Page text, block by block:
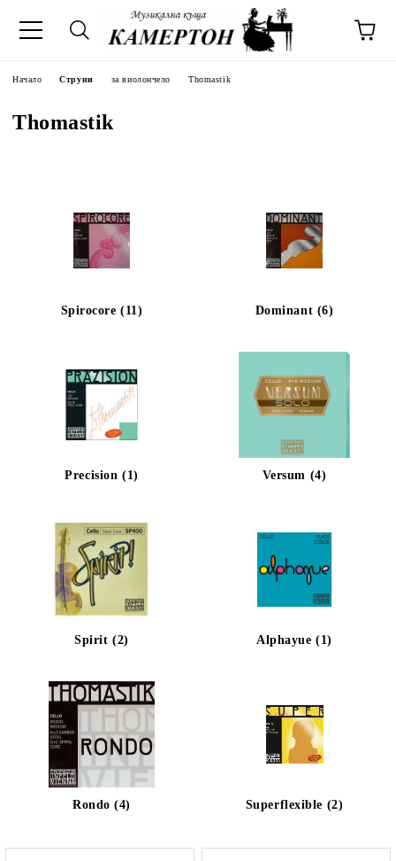
Начало Струни за виолончело Thomastik
Thomastik
Spirocore (11) Dominant (6)
Precision (1) Versum (4)
Spirit (2) Alphayue (1)
Rondo (4) Superflexible (2)